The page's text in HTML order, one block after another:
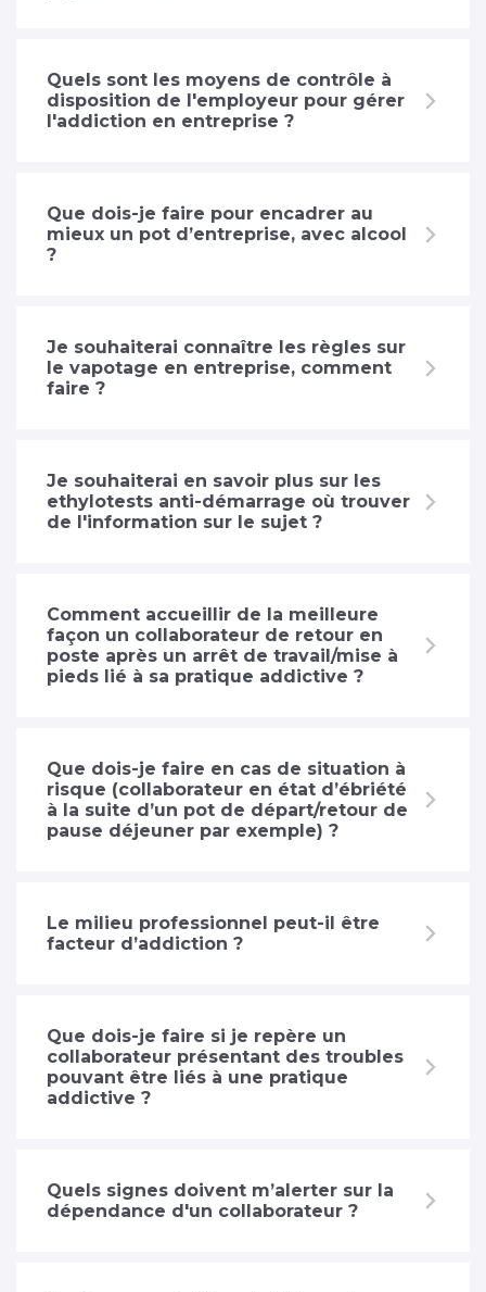
Quels sont les moyens de contrôle à
disposition de l'employeur pour gérer
l'addiction en entreprise ?
Que dois-je faire pour encadrer au
mieux un pot d’entreprise, avec alcool
?
Je souhaiterai connaître les règles sur
le vapotage en entreprise, comment
faire ?
Je souhaiterai en savoir plus sur les
ethylotests anti-démarrage où trouver
de l'information sur le sujet ?
Comment accueillir de la meilleure
façon un collaborateur de retour en
poste après un arrêt de travail/mise à
pieds lié à sa pratique addictive ?
Que dois-je faire en cas de situation à
risque (collaborateur en état d’ébriété
à la suite d’un pot de départ/retour de
pause déjeuner par exemple) ?
Le milieu professionnel peut-il être
facteur d’addiction ?
Que dois-je faire si je repère un
collaborateur présentant des troubles
pouvant être liés à une pratique
addictive ?
Quels signes doivent m’alerter sur la
dépendance d'un collaborateur ?